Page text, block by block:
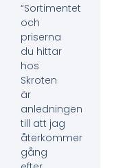
“Sortimentet
och
priserna
du hittar
hos
Skroten
är
anledningen
till att jag
återkommer
gång